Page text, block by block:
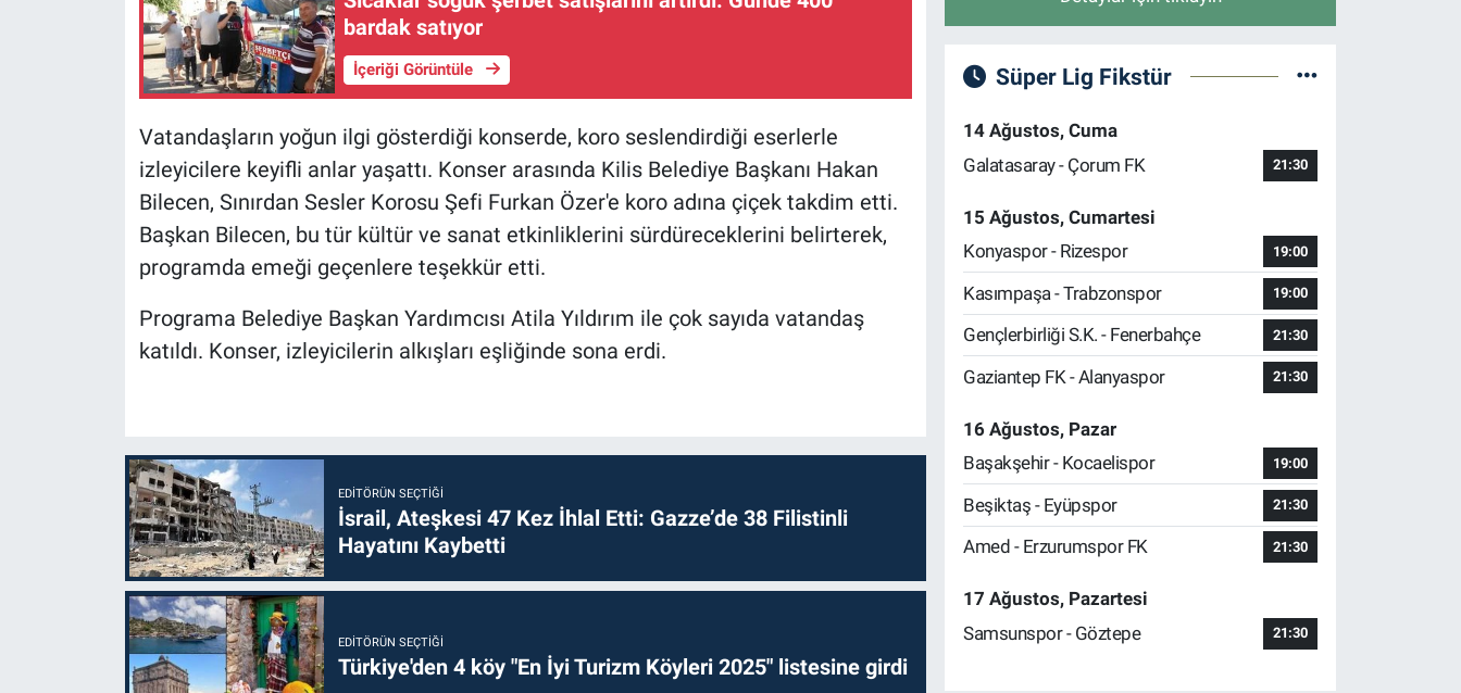
bardak satıyor
İçeriği Görüntüle
Vatandaşların yoğun ilgi gösterdiği konserde, koro seslendirdiği eserlerle
izleyicilere keyifli anlar yaşattı. Konser arasında Kilis Belediye Başkanı Hakan
Bilecen, Sınırdan Sesler Korosu Şefi Furkan Özer'e koro adına çiçek takdim etti.
Başkan Bilecen, bu tür kültür ve sanat etkinliklerini sürdüreceklerini belirterek,
programda emeği geçenlere teşekkür etti.
Programa Belediye Başkan Yardımcısı Atila Yıldırım ile çok sayıda vatandaş
katıldı. Konser, izleyicilerin alkışları eşliğinde sona erdi.
EDITÖRÜN SEÇTIĞI
İsrail, Ateşkesi 47 Kez İhlal Etti: Gazze’de 38 Filistinli
Hayatını Kaybetti
EDITÖRÜN SEÇTIĞI
Türkiye'den 4 köy "En İyi Turizm Köyleri 2025" listesine girdi
Süper Lig Fikstür
14 Ağustos, Cuma
Galatasaray - Çorum FK
21:30
15 Ağustos, Cumartesi
Konyaspor - Rizespor
19:00
Kasımpaşa - Trabzonspor 19:00
Gençlerbirliği S.K. - Fenerbahçe 21:30
Gaziantep FK - Alanyaspor 21:30
16 Ağustos, Pazar
Başakşehir - Kocaelispor
19:00
Beşiktaş - Eyüpspor 21:30
Amed - Erzurumspor FK 21:30
17 Ağustos, Pazartesi
Samsunspor - Göztepe
21:30